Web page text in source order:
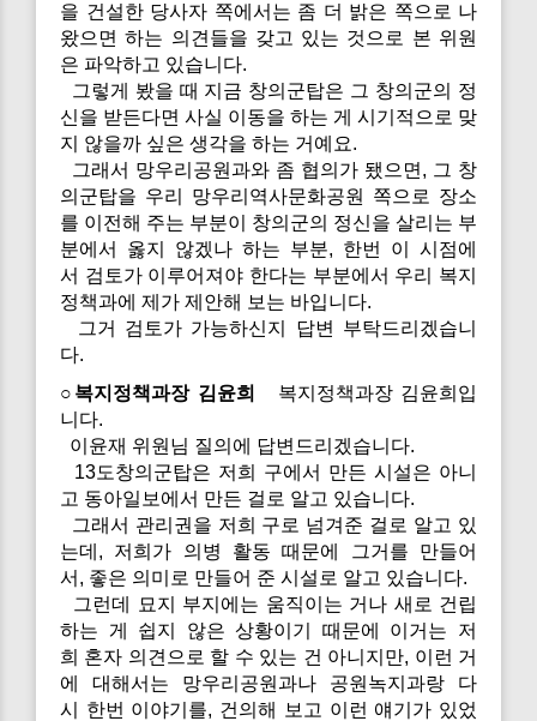
을 건설한 당사자 쪽에서는 좀 더 밝은 쪽으로 나
왔으면 하는 의견들을 갖고 있는 것으로 본 위원
은 파악하고 있습니다.
그렇게 봤을 때 지금 창의군탑은 그 창의군의 정
신을 받든다면 사실 이동을 하는 게 시기적으로 맞
지 않을까 싶은 생각을 하는 거예요.
그래서 망우리공원과와 좀 협의가 됐으면, 그 창
의군탑을 우리 망우리역사문화공원 쪽으로 장소
를 이전해 주는 부분이 창의군의 정신을 살리는 부
분에서 옳지 않겠나 하는 부분, 한번 이 시점에
서 검토가 이루어져야 한다는 부분에서 우리 복지
정책과에 제가 제안해 보는 바입니다.
그거 검토가 가능하신지 답변 부탁드리겠습니
다.
○복지정책과장 김윤희
복지정책과장 김윤희입
니다.
이윤재 위원님 질의에 답변드리겠습니다.
13도창의군탑은 저희 구에서 만든 시설은 아니
고 동아일보에서 만든 걸로 알고 있습니다.
그래서 관리권을 저희 구로 넘겨준 걸로 알고 있
는데, 저희가 의병 활동 때문에 그거를 만들어
서, 좋은 의미로 만들어 준 시설로 알고 있습니다.
그런데 묘지 부지에는 움직이는 거나 새로 건립
하는 게 쉽지 않은 상황이기 때문에 이거는 저
희 혼자 의견으로 할 수 있는 건 아니지만, 이런 거
에 대해서는 망우리공원과나 공원녹지과랑 다
시 한번 이야기를, 건의해 보고 이런 얘기가 있었